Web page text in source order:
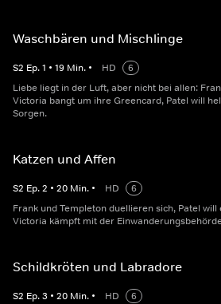
Waschbären und Mischlinge
S2 Ep.1 • 19 Min. • HD
6
Liebe liegt in der Luft, aber nicht bei allen:
Victoria bangt um ihre Greencard, Patel will
Sorgen.
Katzen und Affen
S2 Ep.2 • 20 Min. • HD
6
Frank und Templeton duellieren sich, Patel will
Victoria kämpft mit der
Schildkröten und Labradore
S2 Ep.3 • 20 Min. • HD
6